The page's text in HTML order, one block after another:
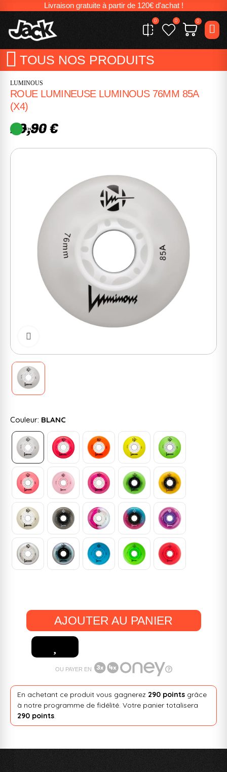
Livraison gratuite à partir de 120€ d'achat !
0 0 0
TOUS NOS PRODUITS
LUMINOUS
ROUE LUMINEUSE LUMINOUS 76MM 85A
(X4)
29,90 €
EN STOCK
Couleur: BLANC
AJOUTER AU PANIER
OU PAYER EN
En achetant ce produit vous gagnerez 290 pointsgrâce
à notre programme de fidélité. Votre panier totalisera
290 points.